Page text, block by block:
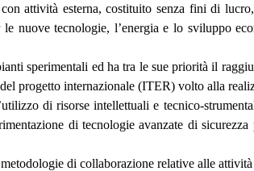
attività esterna, costituito senza fini di
nuove tecnologie, l’energia e lo sviluppo
sperimentali ed ha tra le sue priorità il
progetto internazionale (ITER) volto alla
di risorse intellettuali e tecnico-
di tecnologie avanzate di
di collaborazione relative alle attività